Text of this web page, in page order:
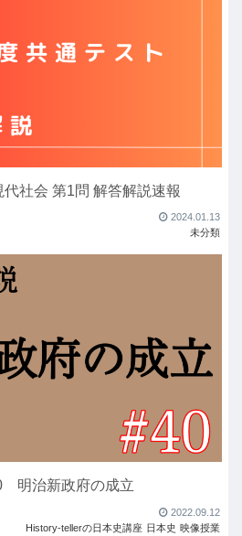
代社会 第1問 解答解説速報
2024.01.13
未分類
明治新政府の成立
2022.09.12
History-tellerの日本史講座 日本史 映像授業